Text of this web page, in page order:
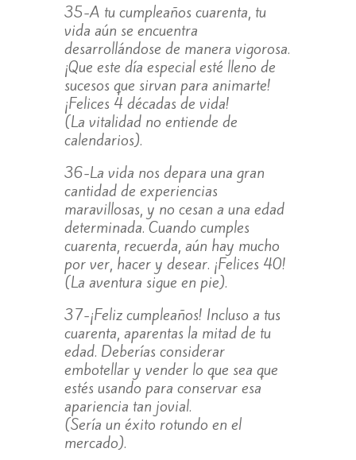
35-A tu cumpleaños cuarenta, tu
vida aún se encuentra
desarrollándose de manera vigorosa.
¡Que este día especial esté lleno de
sucesos que sirvan para animarte!
¡Felices 4 décadas de vida!
(La vitalidad no entiende de
calendarios).
36-La vida nos depara una gran
cantidad de experiencias
maravillosas, y no cesan a una edad
determinada. Cuando cumples
cuarenta, recuerda, aún hay mucho
por ver, hacer y desear. ¡Felices 40!
(La aventura sigue en pie).
37-¡Feliz cumpleaños! Incluso a tus
cuarenta, aparentas la mitad de tu
edad. Deberías considerar
embotellar y vender lo que sea que
estés usando para conservar esa
apariencia tan jovial.
(Sería un éxito rotundo en el
mercado).